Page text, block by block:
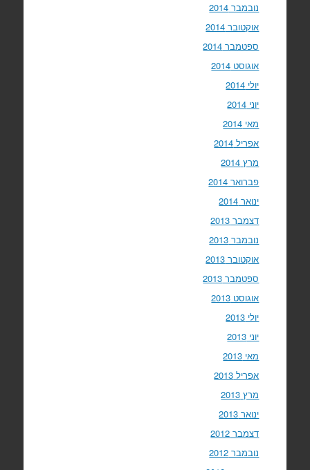
נובמבר 2014
אוקטובר 2014
ספטמבר 2014
אוגוסט 2014
יולי 2014
יוני 2014
מאי 2014
אפריל 2014
מרץ 2014
פברואר 2014
ינואר 2014
דצמבר 2013
נובמבר 2013
אוקטובר 2013
ספטמבר 2013
אוגוסט 2013
יולי 2013
יוני 2013
מאי 2013
אפריל 2013
מרץ 2013
ינואר 2013
דצמבר 2012
נובמבר 2012